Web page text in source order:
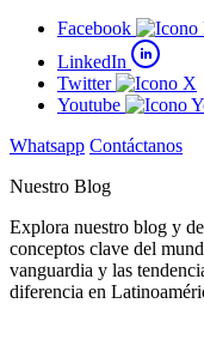
Facebook
LinkedIn
Twitter
Youtube
Whatsapp Contáctanos
Nuestro Blog
Explora nuestro blog y
conceptos clave del
vanguardia y las
diferencia en